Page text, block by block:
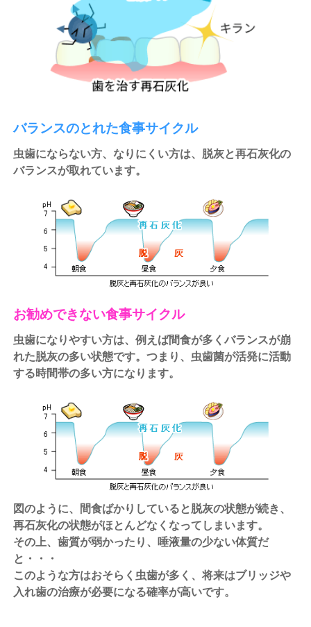
バランスのとれた食事サイクル
虫歯にならない方、なりにくい方は、脱灰と再石灰化の
バランスが取れています。
お勧めできない食事サイクル
虫歯になりやすい方は、例えば間食が多くバランスが崩
れた脱灰の多い状態です。つまり、虫歯菌が活発に活動
する時間帯の多い方になります。
図のように、間食ばかりしていると脱灰の状態が続き、
再石灰化の状態がほとんどなくなってしまいます。
その上、歯質が弱かったり、唾液量の少ない体質だ
と・・・
このような方はおそらく虫歯が多く、将来はブリッジや
入れ歯の治療が必要になる確率が高いです。